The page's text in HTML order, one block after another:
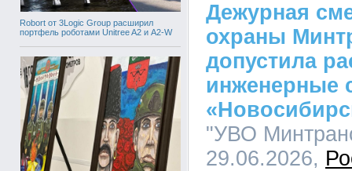
Robort от 3Logic Group расширил
портфель роботами Unitree A2 и A2-W
Дежурная
охраны
допустила
инженерные
"УВО
29.06.2026,